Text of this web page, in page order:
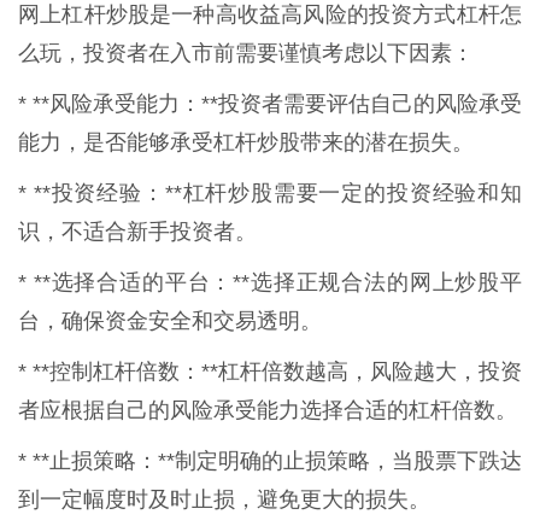
网上杠杆炒股是一种高收益高风险的投资方式杠杆怎
么玩，投资者在入市前需要谨慎考虑以下因素：
* **风险承受能力：**投资者需要评估自己的风险承受
能力，是否能够承受杠杆炒股带来的潜在损失。
* **投资经验：**杠杆炒股需要一定的投资经验和知
识，不适合新手投资者。
* **选择合适的平台：**选择正规合法的网上炒股平
台，确保资金安全和交易透明。
* **控制杠杆倍数：**杠杆倍数越高，风险越大，投资
者应根据自己的风险承受能力选择合适的杠杆倍数。
* **止损策略：**制定明确的止损策略，当股票下跌达
到一定幅度时及时止损，避免更大的损失。